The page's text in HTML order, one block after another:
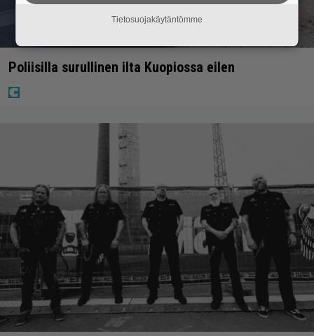
Poliisilla surullinen ilta Kuopiossa eilen
Tietosuojakäytäntömme